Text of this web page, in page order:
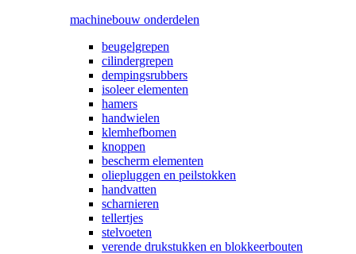
machinebouw onderdelen
beugelgrepen
cilindergrepen
dempingsrubbers
isoleer elementen
hamers
handwielen
klemhefbomen
knoppen
bescherm elementen
oliepluggen en peilstokken
handvatten
scharnieren
tellertjes
stelvoeten
verende drukstukken en blokkeerbouten